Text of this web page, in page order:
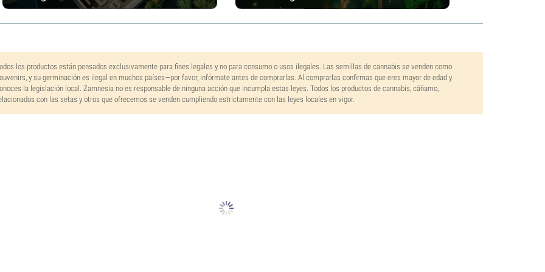
los productos están pensados exclusivamente para fines legales y no para consumo o usos ilegales. Las semillas de cannabis se venden como
y su germinación es ilegal en muchos países—por favor, infórmate antes de comprarlas. Al comprarlas confirmas que eres mayor de edad y
la legislación local. Zamnesia no es responsable de ninguna acción que incumpla estas leyes. Todos los productos de cannabis, cáñamo,
con las setas y otros que ofrecemos se venden cumpliendo estrictamente con las leyes locales en vigor.